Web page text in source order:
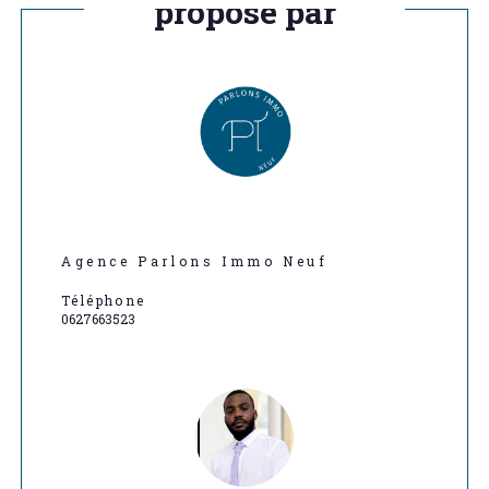
proposé par
Agence Parlons Immo Neuf
Téléphone
0627663523